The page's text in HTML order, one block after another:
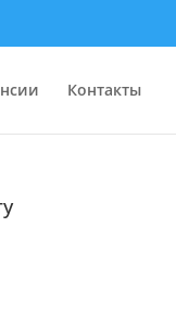
Контакты